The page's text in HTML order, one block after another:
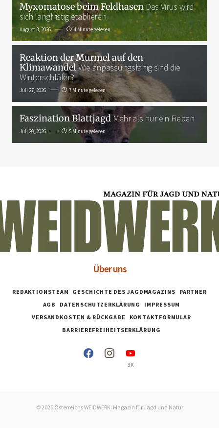
Myxomatose beim Feldhasen Das Virus wird
sich langfristig etablieren
August 3, 2026 4 Minute gelesen
Reaktion der Murmel auf den
KlimawandelWie anpassungsfähig sind die
Winterschläfer?
Juli 27, 2026 7 Minute gelesen
Faszination BlattjagdMehr als nur ein Fiepen
Juli 20, 2026 5 Minute gelesen
Über uns
REDAKTIONSTEAM GESCHICHTE DES JAGDMAGAZINS
PARTNER
AGB
DATENSCHUTZERKLÄRUNG
IMPRESSUM
VERSANDKOSTEN & RÜCKGABE
KONTAKTFORMULAR
BARRIEREFREIHEITSERKLÄRUNG
3K
© 2026 Österreichs WEIDWERK: Magazin für Jagd und Natur